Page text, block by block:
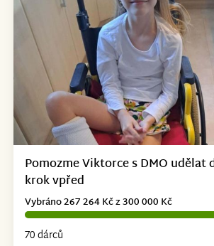
Pomozme Viktorce s DMO udělat
krok vpřed
70 dárců
Vybráno 267 264 Kč z 300 000 Kč